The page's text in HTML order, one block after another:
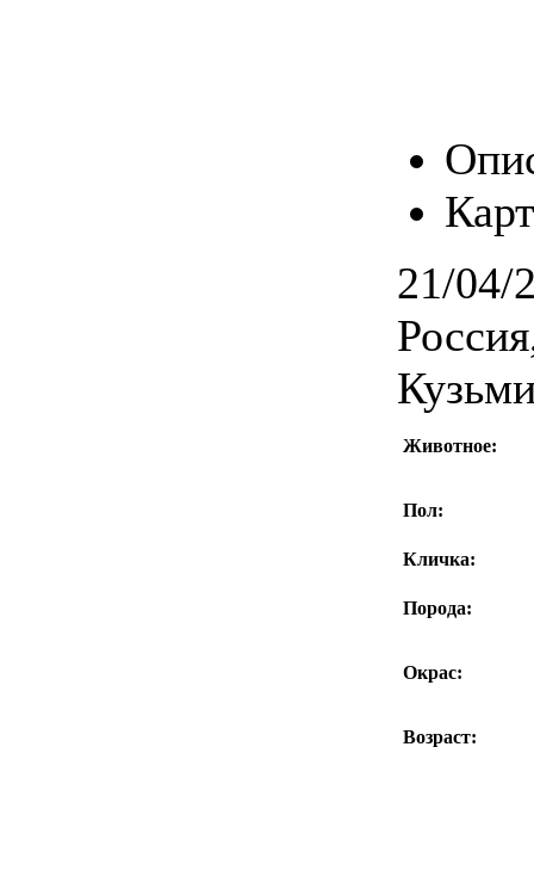
21/04/
Животное:
Пол:
Кличка:
Порода:
Окрас:
Возраст: